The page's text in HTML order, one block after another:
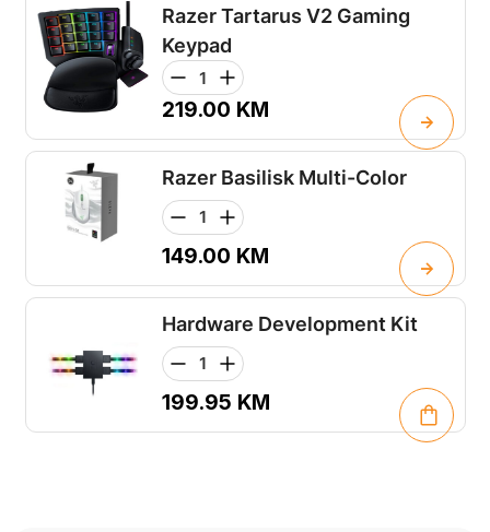
Razer Tartarus V2 Gaming
Keypad
219.00 KM
Razer Basilisk Multi-Color
149.00 KM
Hardware Development Kit
199.95 KM